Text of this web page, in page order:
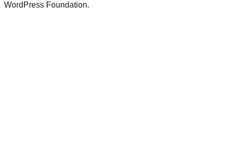
WordPress Foundation.